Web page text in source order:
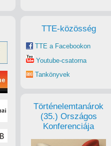
TTE-közösség
TTE a Facebookon
Youtube-csatorna
Tankönyvek
Történelemtanárok
(35.) Országos
Konferenciája